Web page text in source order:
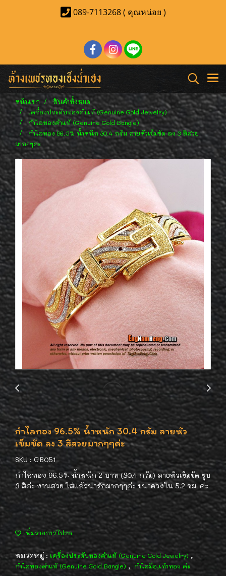
089-7113268 ( คุณหน่อย )
หน้าแรก
สินค้าทั้งหมด
เครื่องประดับทองคำแท้ (Genuine Gold Jewelry)
กำไลทองคำแท้ (Genuine Gold Bangle)
กำไลทอง 96.5% น้ำหนัก 30.4 กรัม ลายหัวเข็มขัด ลง 3 สีสวย
มากๆๆค่ะ
กำไลทอง 96.5% น้ำหนัก 30.4 กรัม ลายหัว
เข็มขัด ลง 3 สีสวยมากๆๆค่ะ
SKU : GB051
กำไลทอง 96.5% น้ำหนัก 2 บาท (30.4 กรัม) ลายหัวเข็มขัด ชุบ
3 สีค่ะ งานสวย ใส่แล้วน่ารักมากๆๆค่ะ ขนาดวงใน 5.2 ซม. ค่ะ
เพิ่มรายการโปรด
หมวดหมู่ : เครื่องประดับทองคำแท้ (Genuine Gold Jewelry) ,
กำไลทองคำแท้ (Genuine Gold Bangle) , กำไลมือ,เท้าทอง ค่ะ